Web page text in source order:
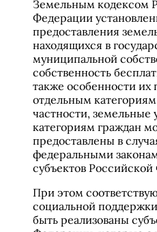
Земельным кодексом
Федерации
предоставления
находящихся в
муниципальной
собственность
также особенности их
отдельным
частности, земельные
категориям граждан
предоставлены в
федеральными
субъектов
При этом
социальной
быть реализованы